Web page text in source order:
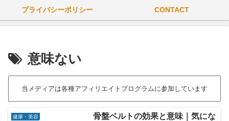
プライバシーポリシー CONTACT
意味ない
当メディアは各種アフィリエイトプログラムに参加しています
健康・美容
骨盤ベルトの効果と意味｜気にな